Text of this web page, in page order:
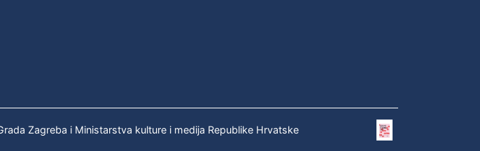
Zagreba i Ministarstva kulture i medija Republike Hrvatske